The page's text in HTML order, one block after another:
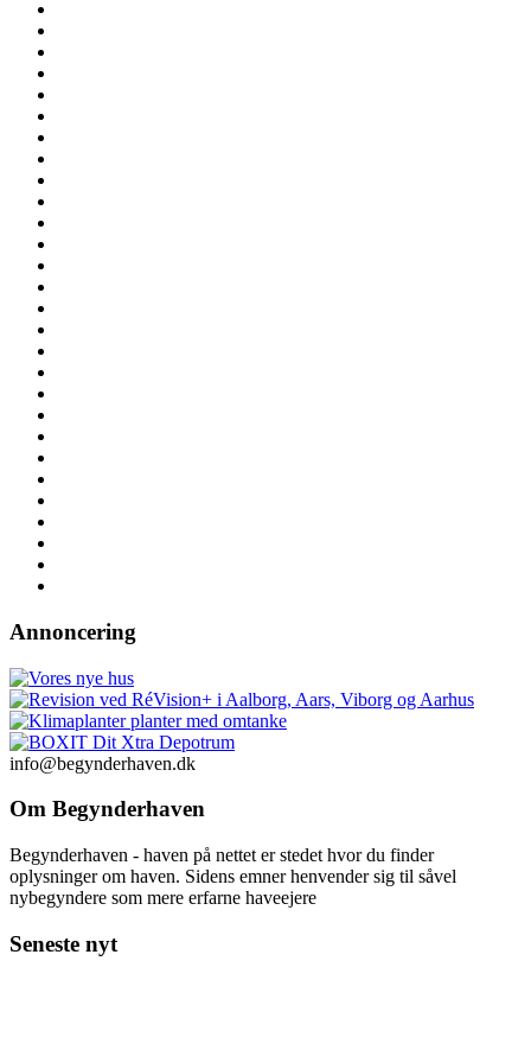
Annoncering
info@begynderhaven.dk
Om Begynderhaven
Begynderhaven - haven på nettet er stedet hvor du finder
oplysninger om haven. Sidens emner henvender sig til såvel
nybegyndere som mere erfarne haveejere
Seneste nyt